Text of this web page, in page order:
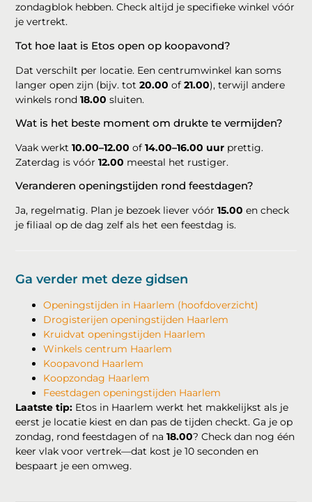
zondagblok hebben. Check altijd je specifieke winkel vóór
je vertrekt.
Tot hoe laat is Etos open op koopavond?
Dat verschilt per locatie. Een centrumwinkel kan soms
langer open zijn (bijv. tot20.00 of21.00), terwijl andere
winkels rond18.00 sluiten.
Wat is het beste moment om drukte te vermijden?
Vaak werkt10.00–12.00 of14.00–16.00 uur prettig.
Zaterdag is vóór12.00 meestal het rustiger.
Veranderen openingstijden rond feestdagen?
Ja, regelmatig. Plan je bezoek liever vóór15.00 en check
je filiaal op de dag zelf als het een feestdag is.
Ga verder met deze gidsen
Openingstijden in Haarlem (hoofdoverzicht)
Drogisterijen openingstijden Haarlem
Kruidvat openingstijden Haarlem
Winkels centrum Haarlem
Koopavond Haarlem
Koopzondag Haarlem
Feestdagen openingstijden Haarlem
Laatste tip: Etos in Haarlem werkt het makkelijkst als je
eerst je locatie kiest en dan pas de tijden checkt. Ga je op
zondag, rond feestdagen of na18.00? Check dan nog één
keer vlak voor vertrek—dat kost je 10 seconden en
bespaart je een omweg.